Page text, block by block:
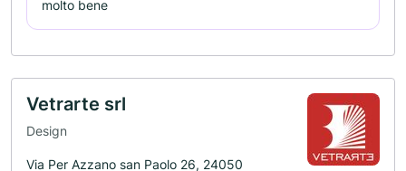
molto bene
Vetrarte srl
Design
Via Per Azzano san Paolo 26, 24050